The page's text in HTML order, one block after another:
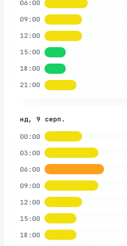
06:00
09:00
12:00
15:00
18:00
21:00
нд, 9 серп.
00:00
03:00
06:00
09:00
12:00
15:00
18:00